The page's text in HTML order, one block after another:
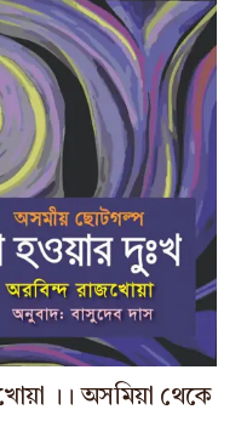
।। অসমিয়া থেকে